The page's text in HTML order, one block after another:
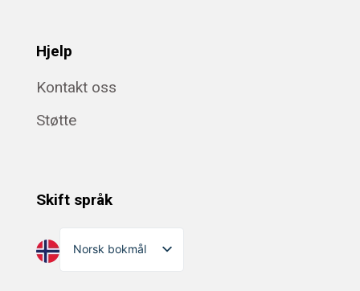
Hjelp
Kontakt oss
Støtte
Skift språk
Norsk bokmål
English